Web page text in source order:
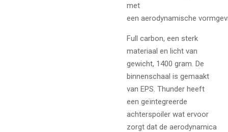
met
een aerodynamische
Full carbon, een sterk
materiaal en licht van
gewicht, 1400 gram. De
binnenschaal is gemaakt
van EPS. Thunder heeft
een geïntegreerde
achterspoiler wat ervoor
zorgt dat de aerodynamica